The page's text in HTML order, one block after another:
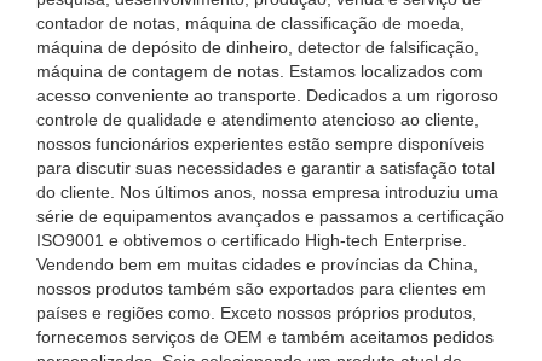
contador de notas, máquina de classificação de moeda,
máquina de depósito de dinheiro, detector de falsificação,
máquina de contagem de notas. Estamos localizados com
acesso conveniente ao transporte. Dedicados a um rigoroso
controle de qualidade e atendimento atencioso ao cliente,
nossos funcionários experientes estão sempre disponíveis
para discutir suas necessidades e garantir a satisfação total
do cliente. Nos últimos anos, nossa empresa introduziu uma
série de equipamentos avançados e passamos a certificação
ISO9001 e obtivemos o certificado High-tech Enterprise.
Vendendo bem em muitas cidades e províncias da China,
nossos produtos também são exportados para clientes em
países e regiões como. Exceto nossos próprios produtos,
fornecemos serviços de OEM e também aceitamos pedidos